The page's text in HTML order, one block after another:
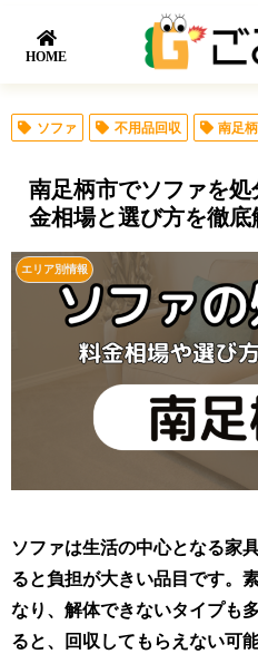
HOME
ソファ 不用品回収 南足
南足柄市でソファを
金相場と選び方を徹底
エリア別情報
ソファは生活の中心となる家
ると負担が大きい品目です。
なり、解体できないタイプも
ると、回収してもらえない可